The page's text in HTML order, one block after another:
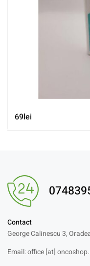
69lei
Contact
George Calinescu 3,
Email: office [at]